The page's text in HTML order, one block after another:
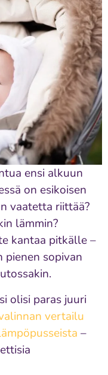
ensi alkuun
on esikoisen
vaatetta riittää?
lämmin?
kantaa pitkälle –
pienen sopivan
olisi paras juuri
vertailu
–